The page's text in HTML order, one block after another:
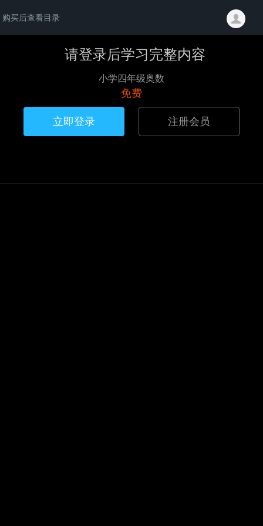
购买后查看目录
请登录后学习完整内容
小学四年级奥数
免费
立即登录 注册会员